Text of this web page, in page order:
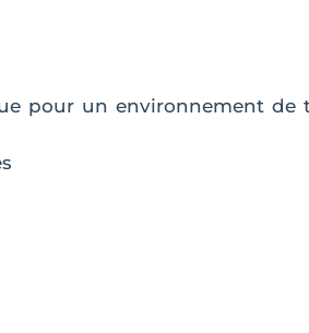
pour un environnement de